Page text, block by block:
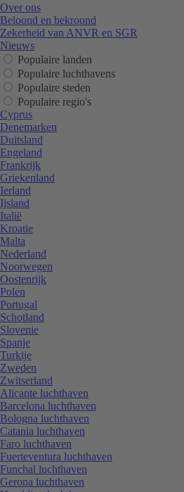
Over ons
Beloond en bekroond
Zekerheid van ANVR en SGR
Nieuws
Populaire landen
Populaire luchthavens
Populaire steden
Populaire regio's
Cyprus
Denemarken
Duitsland
Engeland
Frankrijk
Griekenland
Ierland
Ijsland
Italië
Kroatie
Malta
Nederland
Noorwegen
Oostenrijk
Polen
Portugal
Schotland
Slovenie
Spanje
Turkije
Zweden
Zwitserland
Alicante luchthaven
Barcelona luchthaven
Bologna luchthaven
Catania luchthaven
Faro luchthaven
Fuerteventura luchthaven
Funchal luchthaven
Gerona luchthaven